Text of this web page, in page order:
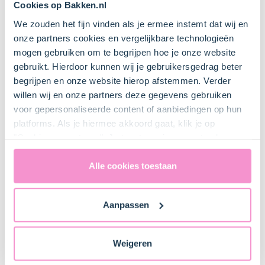
Cookies op Bakken.nl
We zouden het fijn vinden als je ermee instemt dat wij en
onze partners cookies en vergelijkbare technologieën
mogen gebruiken om te begrijpen hoe je onze website
gebruikt. Hierdoor kunnen wij je gebruikersgedrag beter
begrijpen en onze website hierop afstemmen. Verder
willen wij en onze partners deze gegevens gebruiken
voor gepersonaliseerde content of aanbiedingen op hun
platforms. Als je hiermee akkoord gaat, klik je op
uitdrukkelijk een eventuele gegevensoverdracht naar de
Verenigde Staten in de zin van artikel 49 AVG. Raadpleeg
ons
naar technology providers en partners in de Verenigde
Staten. Je kunt op elk moment van gedachten
Alle cookies toestaan
Aanpassen
Weigeren
Item
1. Voorbereiden
Verwarm in een steelpan debosbessen (500 g)